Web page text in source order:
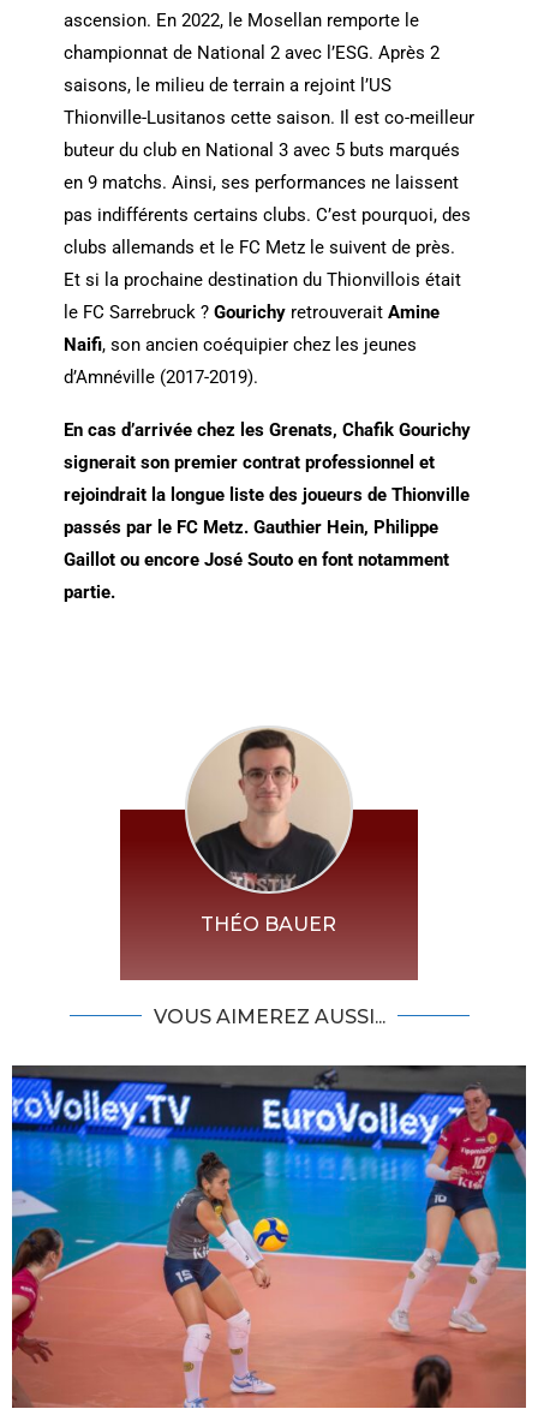
ascension. En 2022, le Mosellan remporte le
championnat de National 2 avec l’ESG. Après 2
saisons, le milieu de terrain a rejoint l’US
Thionville-Lusitanos cette saison. Il est co-meilleur
buteur du club en National 3 avec 5 buts marqués
en 9 matchs. Ainsi, ses performances ne laissent
pas indifférents certains clubs. C’est pourquoi, des
clubs allemands et le FC Metz le suivent de près.
Et si la prochaine destination du Thionvillois était
le FC Sarrebruck ? Gourichy retrouverait Amine
Naifi, son ancien coéquipier chez les jeunes
d’Amnéville (2017-2019).
En cas d’arrivée chez les Grenats, Chafik Gourichy
signerait son premier contrat professionnel et
rejoindrait la longue liste des joueurs de Thionville
passés par le FC Metz. Gauthier Hein, Philippe
Gaillot ou encore José Souto en font notamment
partie.
THÉO BAUER
VOUS AIMEREZ AUSSI...